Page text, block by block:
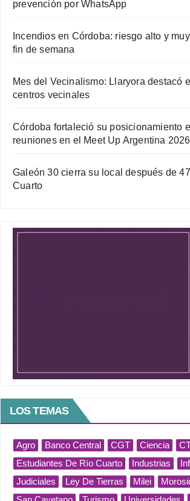
prevención por WhatsApp
Incendios en Córdoba: riesgo alto y
fin de semana
Mes del Vecinalismo: Llaryora destacó
centros vecinales
Córdoba fortaleció su posicionamiento
reuniones en el Meet Up Argentina 2026
Galeón 30 cierra su local después de
Cuarto
LOS TEMAS
Agro Banco Central CGT Ciencia
Estudiantes De Río Cuarto
Industrias
Judiciales
Ley De Tierras Milei